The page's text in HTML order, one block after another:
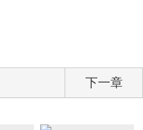
下一章